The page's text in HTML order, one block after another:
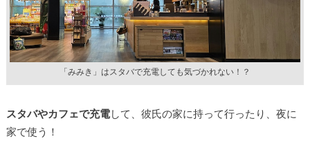
「みみき」はスタバで充電しても気づかれない！？
スタバやカフェで充電して、彼氏の家に持って行ったり、夜に
家で使う！